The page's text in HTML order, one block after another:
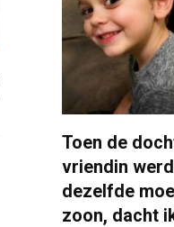
Toen de
vriendin
dezelfde
zoon, dacht